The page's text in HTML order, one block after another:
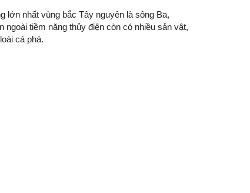
lớn nhất vùng bắc Tây nguyên là sông Ba,
ngoài tiềm năng thủy điện còn có nhiều sản vật,
cá phá.